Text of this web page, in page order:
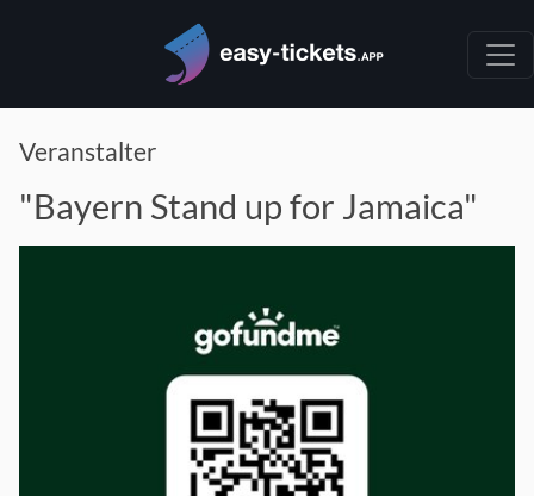
Veranstalter
"Bayern Stand up for Jamaica"